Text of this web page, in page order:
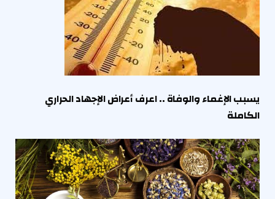
يسبب الإغماء والوفاة .. اعرف أعراض الإجهاد الحراري
الكاملة